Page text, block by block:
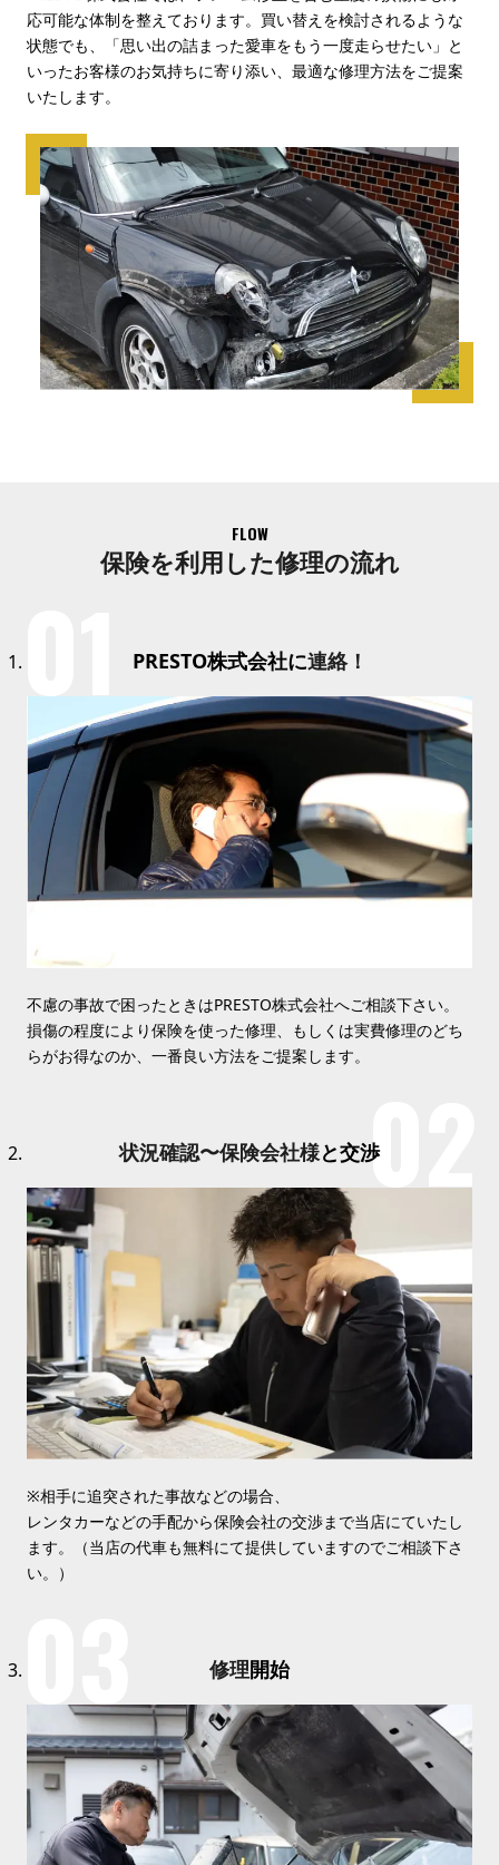
応可能な体制を整えております。買い替えを検討されるような
状態でも、「思い出の詰まった愛車をもう一度走らせたい」と
いったお客様のお気持ちに寄り添い、最適な修理方法をご提案
いたします。
FLOW
保険を利用した修理の流れ
PRESTO株式会社に連絡！
不慮の事故で困ったときはPRESTO株式会社へご相談下さい。
損傷の程度により保険を使った修理、もしくは実費修理のどち
らがお得なのか、一番良い方法をご提案します。
状況確認〜保険会社様と交渉
※相手に追突された事故などの場合、
レンタカーなどの手配から保険会社の交渉まで当店にていたし
ます。（当店の代車も無料にて提供していますのでご相談下さ
い。）
修理開始